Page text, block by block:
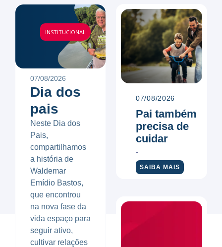
INSTITUCIONAL
07/08/2026
Dia dos
pais
Neste Dia dos
Pais,
compartilhamos
a história de
Waldemar
Emídio Bastos,
que encontrou
na nova fase da
vida espaço para
seguir ativo,
cultivar relações
07/08/2026
Pai também
precisa de
cuidar
SAIBA MAIS